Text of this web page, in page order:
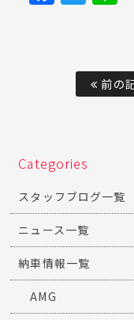
前の
Categories
スタッフブログ一覧
ニュース一覧
納車情報一覧
AMG